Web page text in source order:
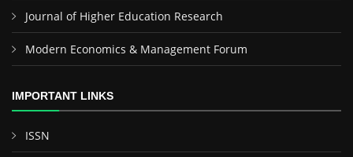
Journal of Higher Education Research
Modern Economics & Management Forum
IMPORTANT LINKS
ISSN